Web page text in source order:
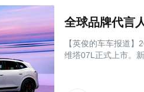
【英俊的车车报道
维塔07L正式上市。